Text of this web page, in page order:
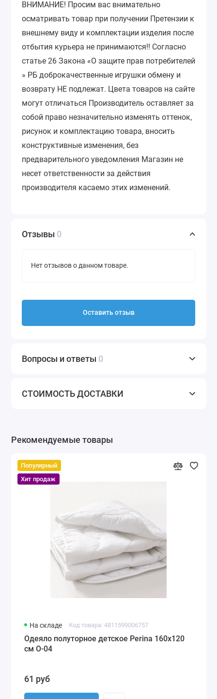
ВНИМАНИЕ! Просим вас внимательно
осматривать товар при получении Претензии к
внешнему виду и комплектации изделия после
отбытия курьера не принимаются!! Согласно
статье 26 Закона «О защите прав потребителей
» РБ доброкачественные игрушки обмену и
возврату НЕ подлежат. Цвета товаров на сайте
могут отличаться Производитель оставляет за
собой право незначительно изменять оттенок,
рисунок и комплектацию товара, вносить
конструктивные изменения, без
предварительного уведомления Магазин не
несет ответственности за действия
производителя касаемо этих изменений.
Отзывы 0
Нет отзывов о данном товаре.
Оставить отзыв
Вопросы и ответы 0
СТОИМОСТЬ ДОСТАВКИ
Рекомендуемые товары
Популярный
Хит продаж
На складе Код товара: 4811599006757
Одеяло полуторное детское Perina 160х120
см О-04
61 руб